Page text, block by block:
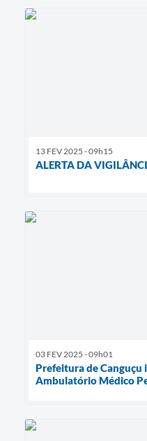
13 FEV 2025 - 09h15
ALERTA DA
03 FEV 2025 - 09h01
Prefeitura de
Ambulatório Médico